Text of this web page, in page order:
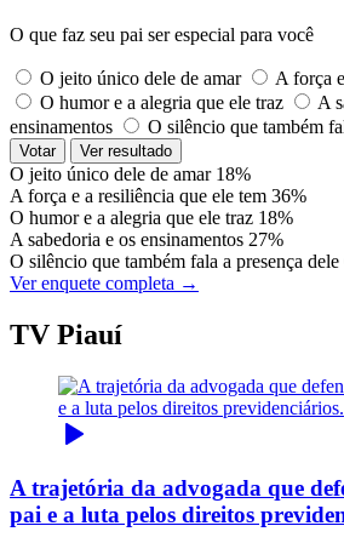
O que faz seu pai ser especial para você
O jeito único dele de amar
A força
O humor e a alegria que ele traz
A
ensinamentos
O silêncio que também
Votar Ver resultado
O jeito único dele de amar 18%
A força e a resiliência que ele tem 36%
O humor e a alegria que ele traz 18%
A sabedoria e os ensinamentos 27%
O silêncio que também fala a presença dele
Ver enquete completa →
TV Piauí
A trajetória da advogada que
pai e a luta pelos direitos